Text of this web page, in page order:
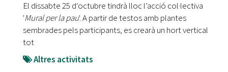
El dissabte 25 d’octubre tindrà lloc l’acció col·lectiva
'Mural per la pau'. A partir de testos amb plantes
sembrades pels participants, es crearà un hort vertical
tot
Altres activitats